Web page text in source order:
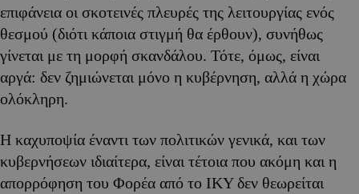
επιφάνεια οι σκοτεινές πλευρές της λειτουργίας ενός
θεσμού (διότι κάποια στιγμή θα έρθουν), συνήθως
γίνεται με τη μορφή σκανδάλου. Τότε, όμως, είναι
αργά: δεν ζημιώνεται μόνο η κυβέρνηση, αλλά η χώρα
ολόκληρη.
Η καχυποψία έναντι των πολιτικών γενικά, και των
κυβερνήσεων ιδιαίτερα, είναι τέτοια που ακόμη και η
απορρόφηση του Φορέα από το ΙΚΥ δεν θεωρείται